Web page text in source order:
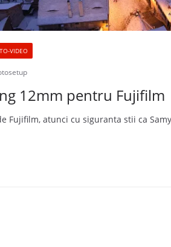
VIDEO
12mm pentru Fujifilm
Fujifilm, atunci cu siguranta stii ca